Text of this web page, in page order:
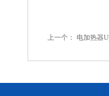
上一个： 电加热器